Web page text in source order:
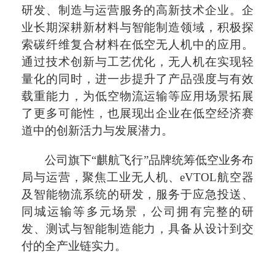
研发、制造与运营服务的高新技术企业。企
业长期深耕新材料与智能制造领域，积极探
索碳纤维复合材料在低空无人机中的应用。
通过技术创新与工艺优化，无人机在实现轻
量化的同时，进一步提升了产品强度与有效
载重能力，为低空物流运输等应用场景拓展
了更多可能性，也展现出企业在低空经济赛
道中的创新活力与发展潜力。
公司旗下“麒航飞行”品牌统筹低空业务布
局与运营，聚焦工业无人机、eVTOL航空器
及智能物流系统的研发，服务于应急投送、
同城运输等多元场景，公司拥有完整的研
发、测试与智能制造能力，具备从设计到交
付的全产业链实力。